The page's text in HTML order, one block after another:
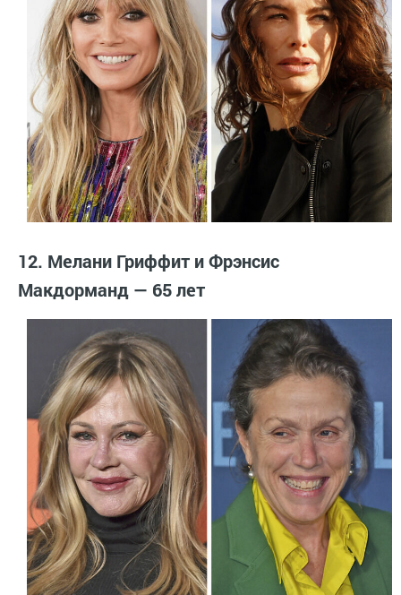
12. Мелани Гриффит и Фрэнсис
Макдорманд — 65 лет